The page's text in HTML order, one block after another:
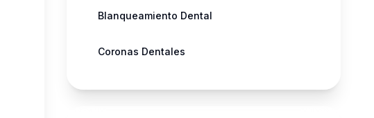
Blanqueamiento Dental
Coronas Dentales